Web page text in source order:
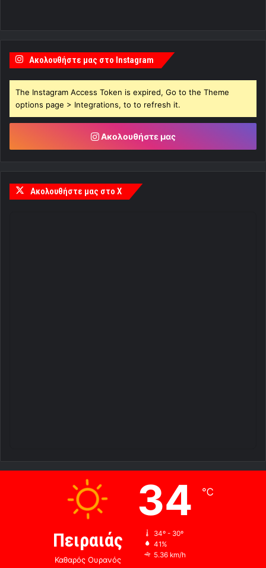
Ακολουθήστε μας στο Instagram
The Instagram Access Token is expired, Go to the Theme
options page > Integrations, to to refresh it.
Ακολουθήστε μας
Ακολουθήστε μας στο X
Πειραιάς
Καθαρός Ουρανός
34 ℃
34º - 30º
41%
5.36 km/h